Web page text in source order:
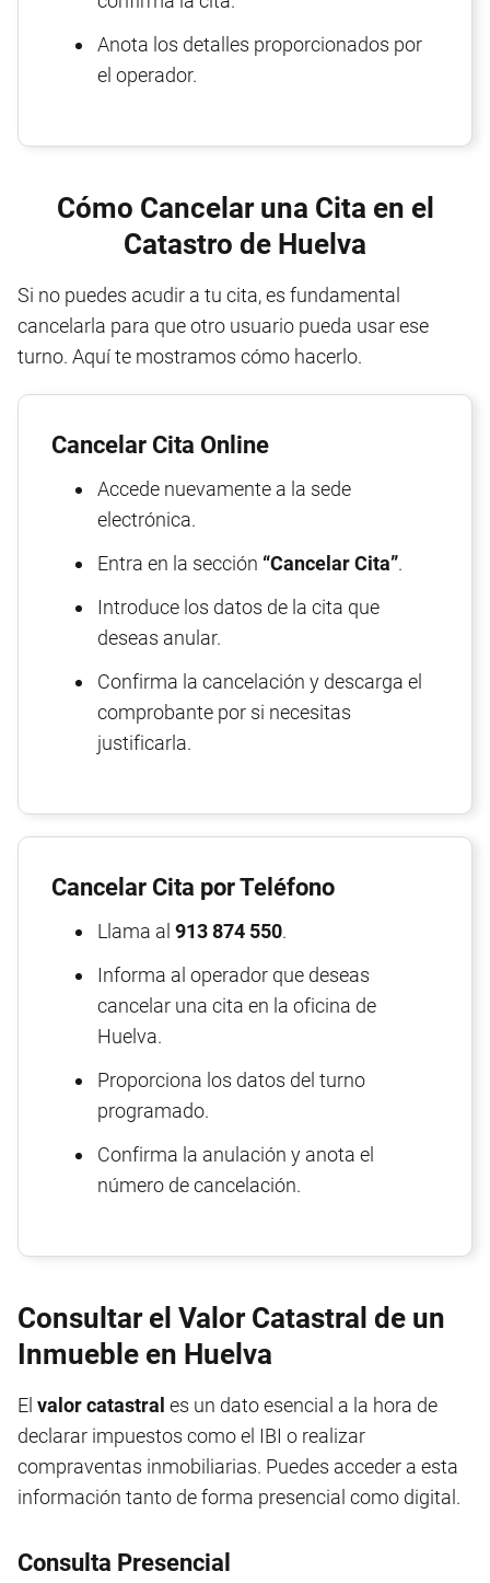
Anota los detalles proporcionados por
el operador.
Cómo Cancelar una Cita en el
Catastro de Huelva
Si no puedes acudir a tu cita, es fundamental
cancelarla para que otro usuario pueda usar ese
turno. Aquí te mostramos cómo hacerlo.
Cancelar Cita Online
Accede nuevamente a la sede
electrónica.
Entra en la sección “Cancelar Cita”.
Introduce los datos de la cita que
deseas anular.
Confirma la cancelación y descarga el
comprobante por si necesitas
justificarla.
Cancelar Cita por Teléfono
Llama al 913 874 550.
Informa al operador que deseas
cancelar una cita en la oficina de
Huelva.
Proporciona los datos del turno
programado.
Confirma la anulación y anota el
número de cancelación.
Consultar el Valor Catastral de un
Inmueble en Huelva
El valor catastral es un dato esencial a la hora de
declarar impuestos como el IBI o realizar
compraventas inmobiliarias. Puedes acceder a esta
información tanto de forma presencial como digital.
Consulta Presencial